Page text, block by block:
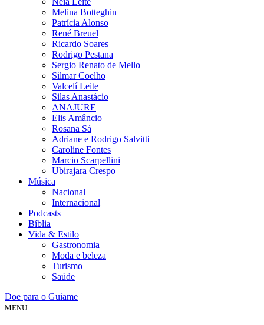
Melina Botteghin
Patrícia Alonso
René Breuel
Ricardo Soares
Rodrigo Pestana
Sergio Renato de Mello
Silmar Coelho
Valcelí Leite
Silas Anastácio
ANAJURE
Elis Amâncio
Rosana Sá
Adriane e Rodrigo Salvitti
Caroline Fontes
Marcio Scarpellini
Ubirajara Crespo
Música
Nacional
Internacional
Podcasts
Bíblia
Vida & Estilo
Gastronomia
Moda e beleza
Turismo
Saúde
Doe para o Guiame
MENU